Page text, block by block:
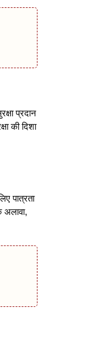
प्रदान
की दिशा
पात्रता